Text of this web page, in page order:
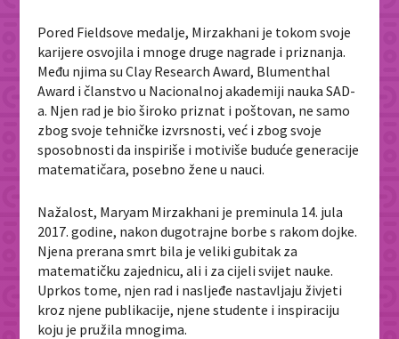
Pored Fieldsove medalje, Mirzakhani je tokom svoje
karijere osvojila i mnoge druge nagrade i priznanja.
Među njima su Clay Research Award, Blumenthal
Award i članstvo u Nacionalnoj akademiji nauka SAD-
a. Njen rad je bio široko priznat i poštovan, ne samo
zbog svoje tehničke izvrsnosti, već i zbog svoje
sposobnosti da inspiriše i motiviše buduće generacije
matematičara, posebno žene u nauci.
Nažalost, Maryam Mirzakhani je preminula 14. jula
2017. godine, nakon dugotrajne borbe s rakom dojke.
Njena prerana smrt bila je veliki gubitak za
matematičku zajednicu, ali i za cijeli svijet nauke.
Uprkos tome, njen rad i nasljeđe nastavljaju živjeti
kroz njene publikacije, njene studente i inspiraciju
koju je pružila mnogima.